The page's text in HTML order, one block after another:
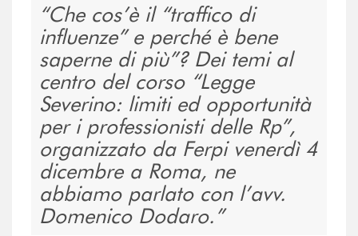
Che cos’è il “traffico di
influenze” e perché è bene
saperne di più”? Dei temi al
centro del corso “Legge
Severino: limiti ed opportunità
per i professionisti delle Rp”,
organizzato da Ferpi venerdì 4
dicembre a Roma, ne
abbiamo parlato con l’avv.
Domenico Dodaro.